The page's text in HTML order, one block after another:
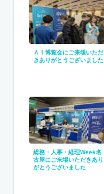
ＡＩ博覧会にご来場いただ
きありがとうございました
総務・人事・経理Week名
古屋にご来場いただきあり
がとうございました